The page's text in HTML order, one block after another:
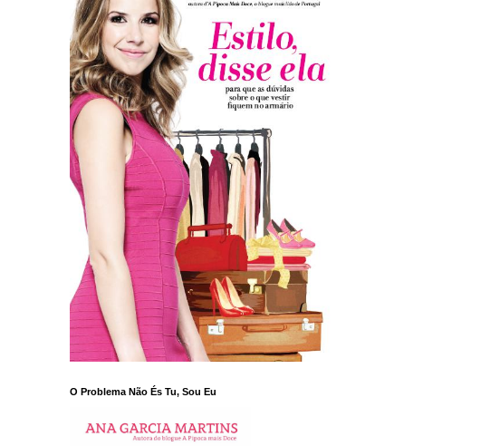
O Problema Não És Tu, Sou Eu